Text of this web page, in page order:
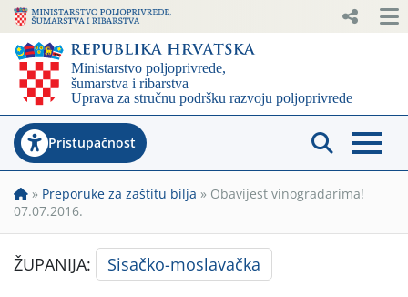
Pristupačnost
» Preporuke za zaštitu bilja » Obavijest vinogradarima!
07.07.2016.
ŽUPANIJA: Sisačko-moslavačka